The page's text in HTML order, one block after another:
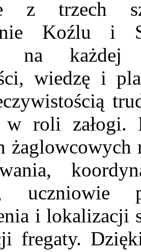
z trzech
Koźlu i
na każdej
wiedzę i
roli załogi.
żaglowcowych
i lokalizacji
fregaty.